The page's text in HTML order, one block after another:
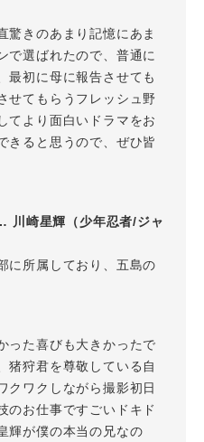
驚きのあまり記憶にあま
で選ばれたので、普通に
最初に母に報告させても
せてもらうフレッシュ野
てより面白いドラマをお
きると思うので、ぜひ皆
川崎星輝（少年忍者/ジャ
に所属しており、五島の
った喜びも大きかったで
猪狩君を尊敬している自
クワクしながら撮影初日
のお仕事ですごいドキド
輝が僕の本当の兄なの